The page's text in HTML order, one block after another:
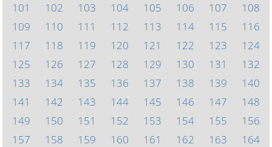
101
102 103 104 105 106 107
108
109
110 111 112 113 114 115
116
117
118 119 120 121 122 123
124
125
126 127 128 129 130 131
132
133
134 135 136 137 138 139
140
141
142 143 144 145 146 147
148
149
150 151 152 153 154 155
156
157
158 159 160 161 162 163
164